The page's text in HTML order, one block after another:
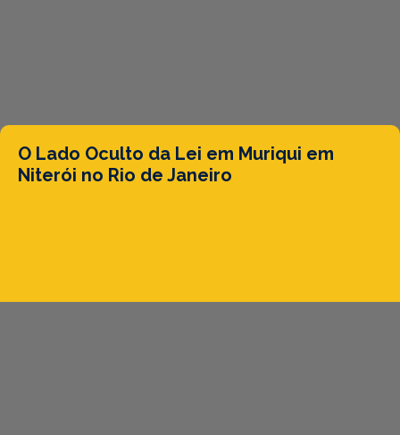
O Lado Oculto da Lei em Muriqui em
Niterói no Rio de Janeiro